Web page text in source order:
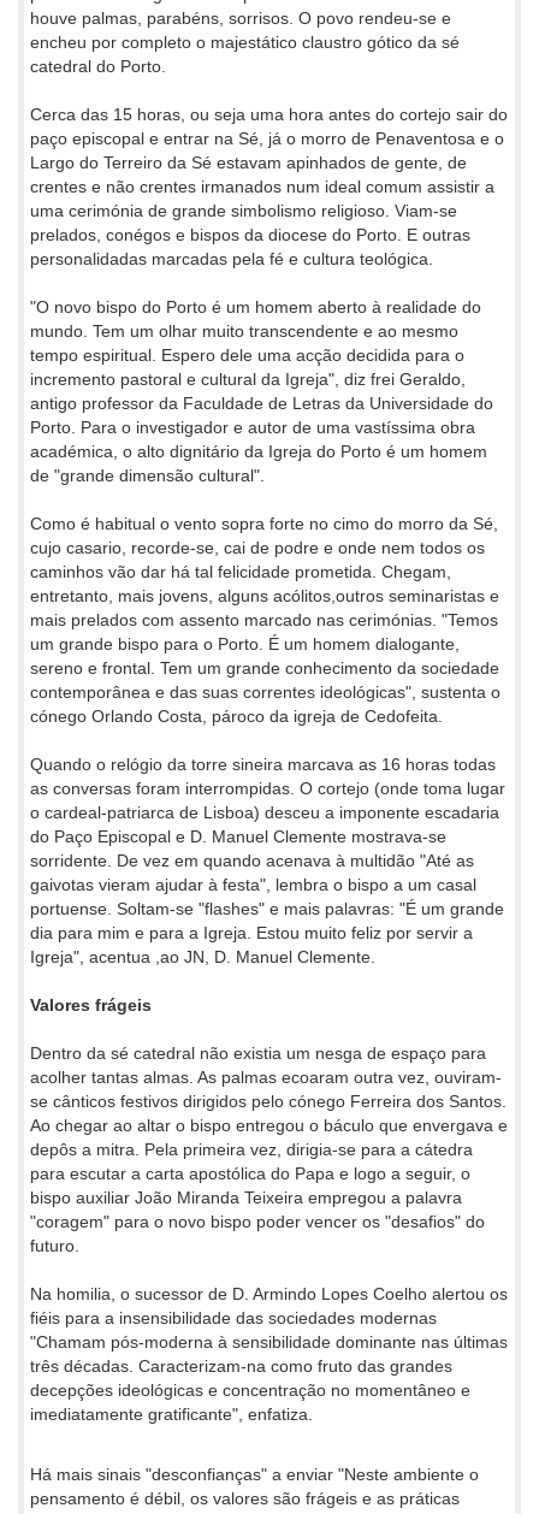
houve palmas, parabéns, sorrisos. O povo rendeu-se e
encheu por completo o majestático claustro gótico da sé
catedral do Porto.
Cerca das 15 horas, ou seja uma hora antes do cortejo sair do
paço episcopal e entrar na Sé, já o morro de Penaventosa e o
Largo do Terreiro da Sé estavam apinhados de gente, de
crentes e não crentes irmanados num ideal comum assistir a
uma cerimónia de grande simbolismo religioso. Viam-se
prelados, conégos e bispos da diocese do Porto. E outras
personalidadas marcadas pela fé e cultura teológica.
"O novo bispo do Porto é um homem aberto à realidade do
mundo. Tem um olhar muito transcendente e ao mesmo
tempo espiritual. Espero dele uma acção decidida para o
incremento pastoral e cultural da Igreja", diz frei Geraldo,
antigo professor da Faculdade de Letras da Universidade do
Porto. Para o investigador e autor de uma vastíssima obra
académica, o alto dignitário da Igreja do Porto é um homem
de "grande dimensão cultural".
Como é habitual o vento sopra forte no cimo do morro da Sé,
cujo casario, recorde-se, cai de podre e onde nem todos os
caminhos vão dar há tal felicidade prometida. Chegam,
entretanto, mais jovens, alguns acólitos,outros seminaristas e
mais prelados com assento marcado nas cerimónias. "Temos
um grande bispo para o Porto. É um homem dialogante,
sereno e frontal. Tem um grande conhecimento da sociedade
contemporânea e das suas correntes ideológicas", sustenta o
cónego Orlando Costa, pároco da igreja de Cedofeita.
Quando o relógio da torre sineira marcava as 16 horas todas
as conversas foram interrompidas. O cortejo (onde toma lugar
o cardeal-patriarca de Lisboa) desceu a imponente escadaria
do Paço Episcopal e D. Manuel Clemente mostrava-se
sorridente. De vez em quando acenava à multidão "Até as
gaivotas vieram ajudar à festa", lembra o bispo a um casal
portuense. Soltam-se "flashes" e mais palavras: "É um grande
dia para mim e para a Igreja. Estou muito feliz por servir a
Igreja", acentua ,ao JN, D. Manuel Clemente.
Valores frágeis
Dentro da sé catedral não existia um nesga de espaço para
acolher tantas almas. As palmas ecoaram outra vez, ouviram-
se cânticos festivos dirigidos pelo cónego Ferreira dos Santos.
Ao chegar ao altar o bispo entregou o báculo que envergava e
depôs a mitra. Pela primeira vez, dirigia-se para a cátedra
para escutar a carta apostólica do Papa e logo a seguir, o
bispo auxiliar João Miranda Teixeira empregou a palavra
"coragem" para o novo bispo poder vencer os "desafios" do
futuro.
Na homilia, o sucessor de D. Armindo Lopes Coelho alertou os
fiéis para a insensibilidade das sociedades modernas
"Chamam pós-moderna à sensibilidade dominante nas últimas
três décadas. Caracterizam-na como fruto das grandes
decepções ideológicas e concentração no momentâneo e
imediatamente gratificante", enfatiza.
Há mais sinais "desconfianças" a enviar "Neste ambiente o
pensamento é débil, os valores são frágeis e as práticas